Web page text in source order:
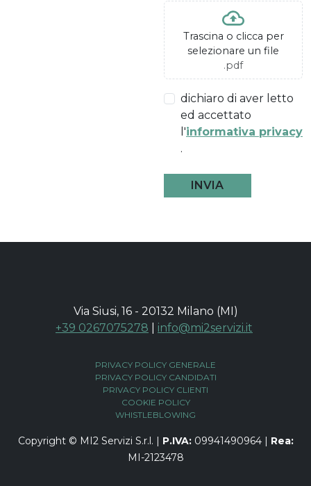
Trascina o clicca per
selezionare un file
.pdf
dichiaro di aver letto
ed accettato
l'informativa privacy
.
INVIA
Via Siusi, 16 - 20132 Milano (MI)
+39 0267075278
info@mi2servizi.it
PRIVACY POLICY GENERALE
PRIVACY POLICY CANDIDATI
PRIVACY POLICY CLIENTI
COOKIE POLICY
WHISTLEBLOWING
Copyright © MI2 Servizi S.r.l. | P.IVA: 09941490964 | Rea:
MI-2123478